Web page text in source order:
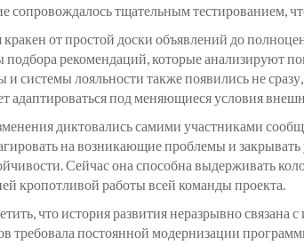
сопровождалось тщательным тестированием,
от простой доски объявлений до
подбора рекомендаций, которые анализируют
и системы лояльности также появились не
адаптироваться под меняющиеся условия
диктовались самими участниками
на возникающие проблемы и
Сейчас она способна выдерживать
кропотливой работы всей команды проекта.
что история развития неразрывно связана
требовала постоянной модернизации